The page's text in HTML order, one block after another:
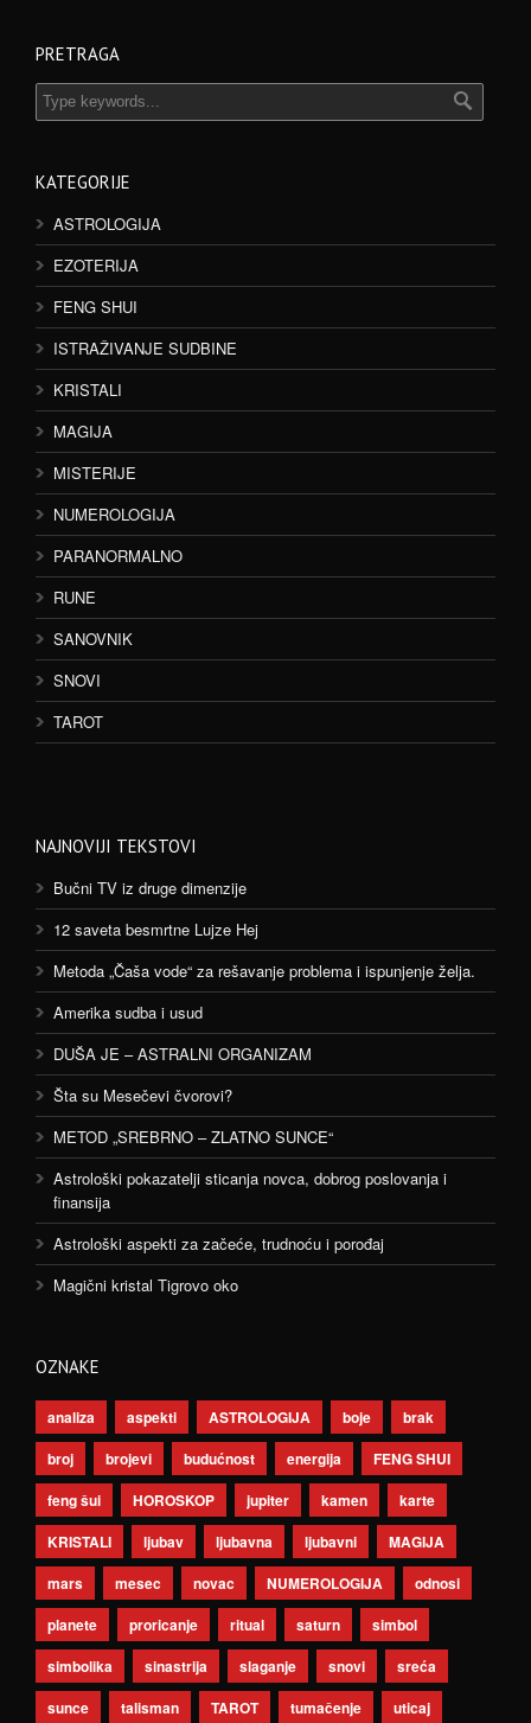
PRETRAGA
KATEGORIJE
ASTROLOGIJA
EZOTERIJA
FENG SHUI
ISTRAŽIVANJE SUDBINE
KRISTALI
MAGIJA
MISTERIJE
NUMEROLOGIJA
PARANORMALNO
RUNE
SANOVNIK
SNOVI
TAROT
NAJNOVIJI TEKSTOVI
Bučni TV iz druge dimenzije
12 saveta besmrtne Lujze Hej
Metoda „Čaša vode“ za rešavanje problema i ispunjenje želja.
Amerika sudba i usud
DUŠA JE – ASTRALNI ORGANIZAM
Šta su Mesečevi čvorovi?
METOD „SREBRNO – ZLATNO SUNCE“
Astrološki pokazatelji sticanja novca, dobrog poslovanja i
finansija
Astrološki aspekti za začeće, trudnoću i porođaj
Magični kristal Tigrovo oko
OZNAKE
analiza aspekti ASTROLOGIJA boje
brak
broj
brojevi budućnost energija
FENG SHUI
feng šui
HOROSKOP jupiter kamen
karte
KRISTALI
ljubav ljubavna ljubavni
MAGIJA
mars
mesec novac NUMEROLOGIJA
odnosi
planete
proricanje ritual saturn
simbol
simbolika
sinastrija slaganje snovi
sreća
sunce
talisman TAROT tumačenje uticaj